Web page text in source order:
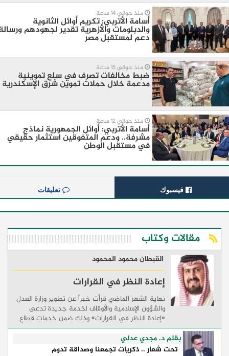
منذ حوالي 14 ساعة
أسامة الأتربي: تكريم أوائل الثانوية
والدبلومات والأزهرية تقدير لجهودهم
دعم لمستقبل مصر
منذ حوالي 15 ساعة
ضبط مخالفات تصرف في سلع تموينية
مدعمة خلال حملات تموين شرق الإسكندرية
منذ حوالي 12 ساعة
أسامة الأتربي: أوائل الجمهورية نماذج
مشرفة.. ودعم المتفوقين استثمار حقيقي
في مستقبل الوطن
فيسبوك تعليقات
مقالات وكتاب
القبطان محمود المحمود
إعادة النظر في القرارات
نهاية الشهر الماضي قرأت خبراً عن تطوير وزارة العدل
والشؤون الإسلامية والأوقاف لخدمة جديدة تدعى
«إعادة النظر في القرارات» وذلك ضمن خدمات قطاع
القاصرين بحيث تتيح للخاضعين للولاية والقائمين على
...
بقلم د. مجدي عدلي
تحت شعار .. ذكريات تجمعنا وصداقة تدوم